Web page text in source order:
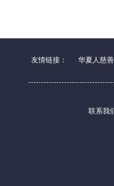
友情链接： 华夏人慈
联系我